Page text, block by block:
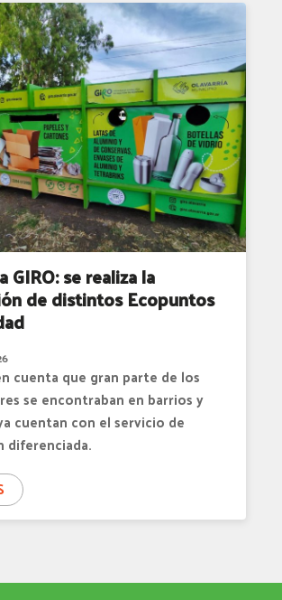
GIRO: se realiza la
de distintos Ecopuntos
cuenta que gran parte de los
se encontraban en barrios y
cuentan con el servicio de
diferenciada.